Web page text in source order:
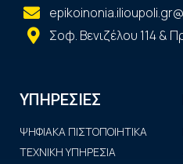
Σοφ. Βενιζέλου 114 &
ΥΠΗΡΕΣΙΕΣ
ΨΗΦΙΑΚΑ ΠΙΣΤΟΠΟΙΗΤΙΚΑ
ΤΕΧΝΙΚΗ ΥΠΗΡΕΣΙΑ